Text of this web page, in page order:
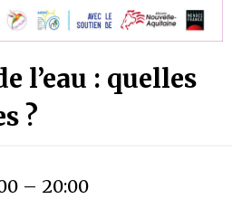
l’eau : quelles
?
– 20:00